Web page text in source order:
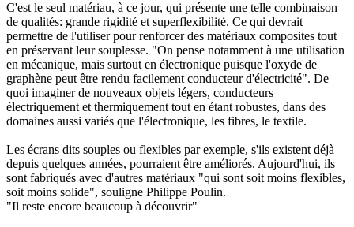
C'est le seul matériau, à ce jour, qui présente une telle combinaison
de qualités: grande rigidité et superflexibilité. Ce qui devrait
permettre de l'utiliser pour renforcer des matériaux composites tout
en préservant leur souplesse. "On pense notamment à une utilisation
en mécanique, mais surtout en électronique puisque l'oxyde de
graphène peut être rendu facilement conducteur d'électricité". De
quoi imaginer de nouveaux objets légers, conducteurs
électriquement et thermiquement tout en étant robustes, dans des
domaines aussi variés que l'électronique, les fibres, le textile.
Les écrans dits souples ou flexibles par exemple, s'ils existent déjà
depuis quelques années, pourraient être améliorés. Aujourd'hui, ils
sont fabriqués avec d'autres matériaux "qui sont soit moins flexibles,
soit moins solide", souligne Philippe Poulin.
"Il reste encore beaucoup à découvrir"